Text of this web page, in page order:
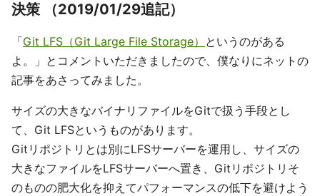
決策 （2019/01/29追記）
「Git LFS（Git Large File Storage） というのがある
よ。」とコメントいただきましたので、僕なりにネットの
記事をあさってみました。
サイズの大きなバイナリファイルをGitで扱う手段とし
て、Git LFSというものがあります。
Gitリポジトリとは別にLFSサーバーを運用し、サイズの
大きなファイルをLFSサーバーへ置き、Gitリポジトリそ
のものの肥大化を抑えてパフォーマンスの低下を避けよう